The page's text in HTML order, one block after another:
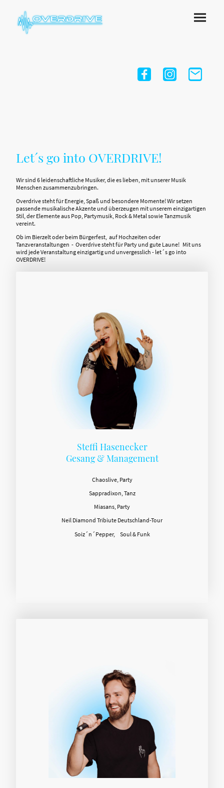
Let´s go into OVERDRIVE!
Wir sind 6 leidenschaftliche Musiker, die es lieben, mit unserer Musik
Menschen zusammenzubringen.
Overdrive steht für Energie, Spaß und besondere Momente! Wir setzen
passende musikalische Akzente und überzeugen mit unserem einzigartigen
Stil, der Elemente aus Pop, Partymusik, Rock & Metal sowie Tanzmusik
vereint.
Ob im Bierzelt oder beim Bürgerfest, auf Hochzeiten oder
Tanzveranstaltungen - Overdrive steht für Party und gute Laune! Mit uns
wird jede Veranstaltung einzigartig und unvergesslich - let´s go into
OVERDRIVE!
Steffi Hasenecker
Gesang & Management
Chaoslive, Party
Sappradixon, Tanz
Miasans, Party
Neil Diamond Tribiute Deutschland-Tour
Soiz´n´Pepper, Soul & Funk